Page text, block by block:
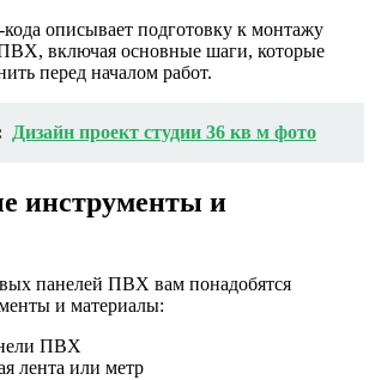
описывает подготовку к монтажу
включая основные шаги, которые
перед началом работ.
Дизайн проект студии 36 кв м фото
инструменты и
панелей ПВХ вам понадобятся
и материалы:
ПВХ
лента или метр